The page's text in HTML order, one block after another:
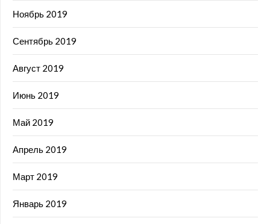
Ноябрь 2019
Сентябрь 2019
Август 2019
Июнь 2019
Май 2019
Апрель 2019
Март 2019
Январь 2019